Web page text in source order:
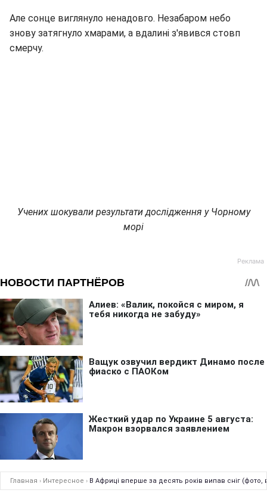
Але сонце виглянуло ненадовго. Незабаром небо
знову затягнуло хмарами, а вдалині з'явився стовп
смерчу.
Учених шокували результати дослідження у Чорному
морі
Главная › Интересное › В Африці вперше за десять років випав сніг (фото,